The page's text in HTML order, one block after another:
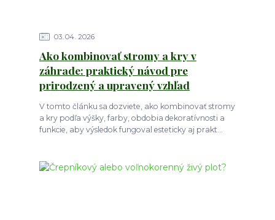
03 04 2026
Ako kombinovať stromy a kry v
záhrade: praktický návod pre
prirodzený a upravený vzhľad
V tomto článku sa dozviete, ako kombinovať stromy
a kry podľa výšky, farby, obdobia dekoratívnosti a
funkcie, aby výsledok fungoval esteticky aj prakt...